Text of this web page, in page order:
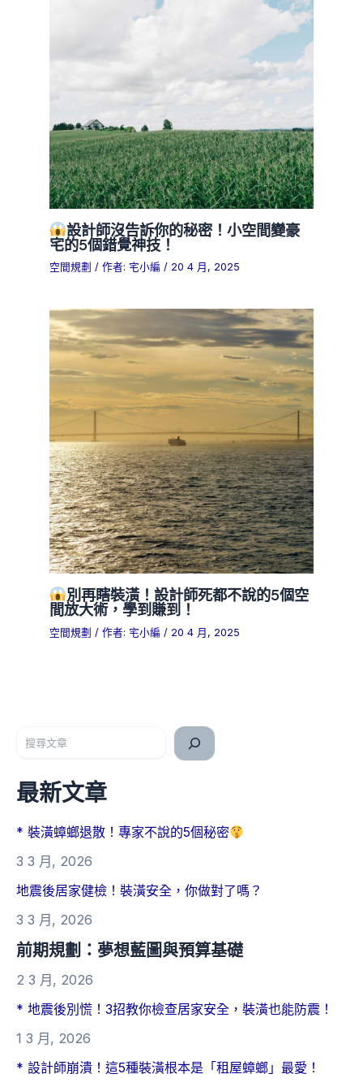
設計師沒告訴你的秘密！小空間變豪
宅的5個錯覺神技！
空間規劃 / 作者: 宅小編/ 20 4 月, 2025
別再瞎裝潢！設計師死都不說的5個空
間放大術，學到賺到！
空間規劃 / 作者: 宅小編 / 20 4 月, 2025
最新文章
* 裝潢蟑螂退散！專家不說的5個秘密
3 3 月, 2026
地震後居家健檢！裝潢安全，你做對了嗎？
3 3 月, 2026
前期規劃：夢想藍圖與預算基礎
2 3 月, 2026
* 地震後別慌！3招教你檢查居家安全，裝潢也能防震！
1 3 月, 2026
* 設計師崩潰！這5種裝潢根本是「租屋蟑螂」最愛！